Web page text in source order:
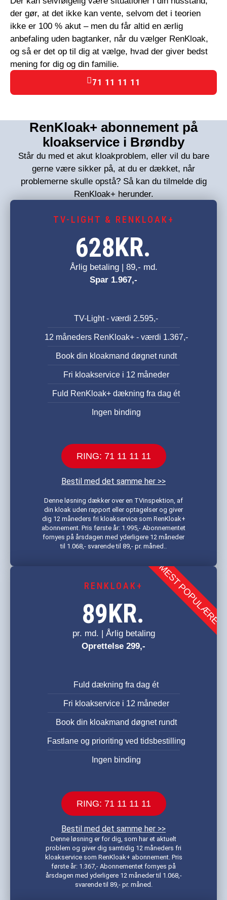
der gør, at det ikke kan vente, selvom det i teorien
ikke er 100 % akut – men du får altid en ærlig
anbefaling uden bagtanker, når du vælger RenKloak,
og så er det op til dig at vælge, hvad der giver bedst
mening for dig og din familie.
71 11 11 11
RenKloak+ abonnement på
kloakservice i Brøndby
Står du med et akut kloakproblem, eller vil du bare
gerne være sikker på, at du er dækket, når
problemerne skulle opstå? Så kan du tilmelde dig
RenKloak+ herunder.
TV-LIGHT & RENKLOAK+
628KR.
Årlig betaling | 89,- md.
Spar 1.967,-
TV-Light - værdi 2.595,-
12 måneders RenKloak+ - værdi 1.367,-
Book din kloakmand døgnet rundt
Fri kloakservice i 12 måneder
Fuld RenKloak+ dækning fra dag ét
Ingen binding
RING: 71 11 11 11
Bestil med det samme her >>
Denne løsning dækker over en TVinspektion, af
din kloak uden rapport eller optagelser og giver
dig 12 måneders fri kloakservice som RenKloak+
abonnement. Pris første år: 1.995,- Abonnementet
fornyes på årsdagen med yderligere 12 måneder
til 1.068,- svarende til 89,- pr. måned..
RENKLOAK+
89KR.
pr. md. | Årlig betaling
Oprettelse 299,-
Fuld dækning fra dag ét
Fri kloakservice i 12 måneder
Book din kloakmand døgnet rundt
Fastlane og prioriting ved tidsbestilling
Ingen binding
RING: 71 11 11 11
Bestil med det samme her >>
Denne løsning er for dig, som har et aktuelt
problem og giver dig samtidig 12 måneders fri
kloakservice som RenKloak+ abonnement. Pris
første år: 1.367,- Abonnementet fornyes på
årsdagen med yderligere 12 måneder til 1.068,-
svarende til 89,- pr. måned.
MEST POPULÆRE